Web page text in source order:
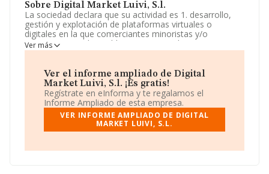
Sobre Digital Market Luivi, S.l.
La sociedad declara que su actividad es 1. desarrollo,
gestión y explotación de plataformas virtuales o
digitales en la que comerciantes minoristas y/o
mayoristas puedan publicitar y poner a la venta sus
productos, y a través de la cual los consumidores
de dichos productos. 2. la ve. La empresa está
registrada como Sociedad Limitada. Tiene CNAE: 8299 -
'Otras actividades de apoyo a las empresas n.c.o.p.'. No
realiza actividad de importación y/o exportación.
Teniendo en cuenta la información disponible en
INFORMA, ha dispuesto de un número de empleados
Ver más
Ver el informe ampliado de Digital
Market Luivi, S.l. ¡Es gratis!
Regístrate en eInforma y te regalamos el
Informe Ampliado de esta empresa.
VER INFORME AMPLIADO DE DIGITAL
MARKET LUIVI, S.L.